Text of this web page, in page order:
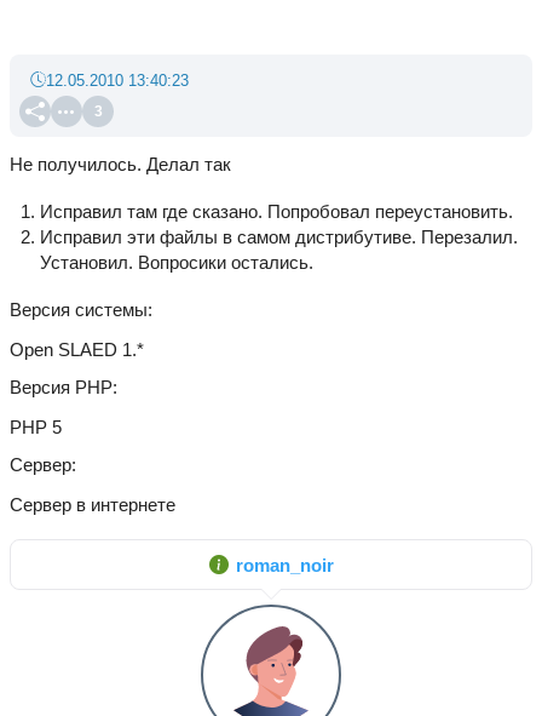
3
12.05.2010 13:40:23
Не получилось. Делал так
Исправил там где сказано. Попробовал переустановить.
Исправил эти файлы в самом дистрибутиве. Перезалил.
Установил. Вопросики остались.
Версия системы
Open SLAED 1.*
Версия PHP
PHP 5
Сервер
Сервер в интернете
roman_noir